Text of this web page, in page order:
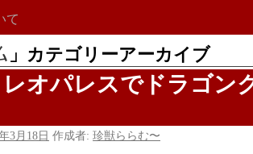
て
」カテゴリーアーカイブ
オパレスでドラゴン
3月18日 作成者: 珍獣ららむ〜